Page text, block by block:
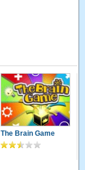
The Brain Game